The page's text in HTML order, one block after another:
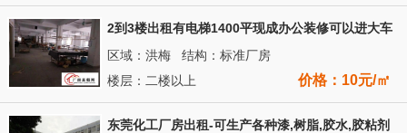
2到3楼出租有电梯1400平现成办公装修可以进大车
区域：洪梅 结构：标准厂房
楼层：二楼以上
价格：10元/㎡
东莞化工厂房出租-可生产各种漆,树脂,胶水,胶粘剂